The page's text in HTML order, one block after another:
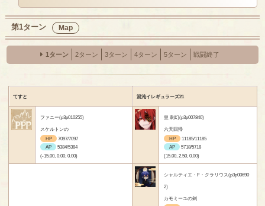
第1ターン Map
1ターン 2ターン 3ターン 4ターン 5ターン 戦闘終了
てすと 混沌イレギュラーズ21
ファニー(p3p010255)
スケルトンの
HP
7097/7097
AP
5384/5384
(-15.00, 0.00, 0.00)
皇 刺幻(p3p007840)
六天回帰
HP
11185/11185
AP
5718/5718
(15.00, 2.50, 0.00)
シャルティエ・F・クラリウス(p3p00690
2)
カモミーユの剣